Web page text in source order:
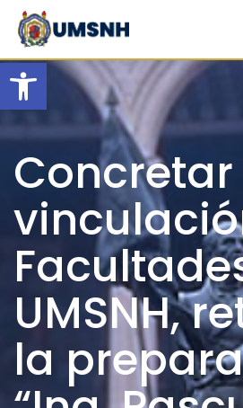
Open toolbar
Skip
content
Concretar
UMSNH,
la